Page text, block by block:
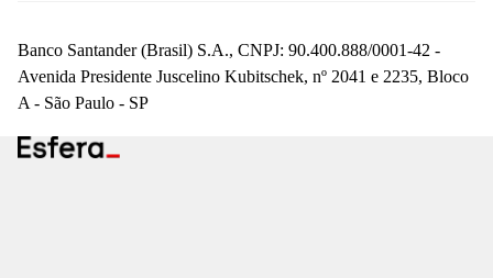
Banco Santander (Brasil) S.A., CNPJ: 90.400.888/0001-42 -
Avenida Presidente Juscelino Kubitschek, nº 2041 e 2235, Bloco
A - São Paulo - SP